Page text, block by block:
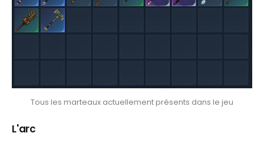
Tous les marteaux actuellement présents dans le jeu
L'arc